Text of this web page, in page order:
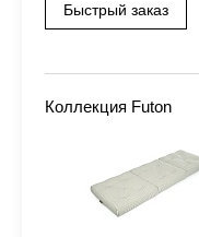
Быстрый заказ
Коллекция Futon